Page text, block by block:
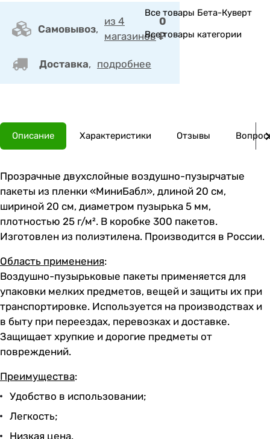
Самовывоз,
из 4
магазинов
0
₽
Доставка, подробнее
Все товары Бета-Куверт
Все товары категории
Описание Характеристики Отзывы
Прозрачные двухслойные воздушно-пузырчатые
пакеты из пленки «МиниБабл», длиной 20 см,
шириной 20 см, диаметром пузырька 5 мм,
плотностью 25 г/м². В коробке 300 пакетов.
Изготовлен из полиэтилена. Производится в России.
Область применения:
Воздушно-пузырьковые пакеты применяется для
упаковки мелких предметов, вещей и защиты их при
транспортировке. Используется на производствах и
в быту при переездах, перевозках и доставке.
Защищает хрупкие и дорогие предметы от
повреждений.
Преимущества:
Удобство в использовании;
Легкость;
Низкая цена.